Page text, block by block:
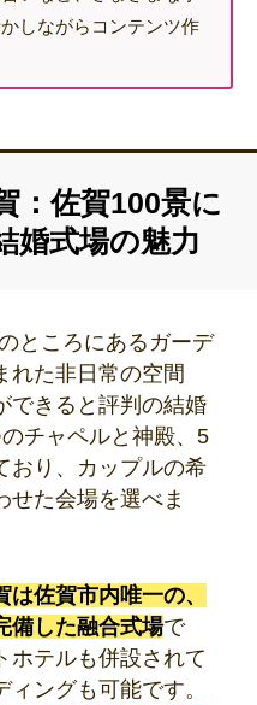
しながらコンテンツ作
：佐賀100景に
婚式場の魅力
ところにあるガーデ
れた非日常の空間
できると評判の結婚
チャペルと神殿、5
おり、カップルの希
せた会場を選べま
佐賀市内唯一の、
備した融合式場で
ホテルも併設されて
ングも可能です。